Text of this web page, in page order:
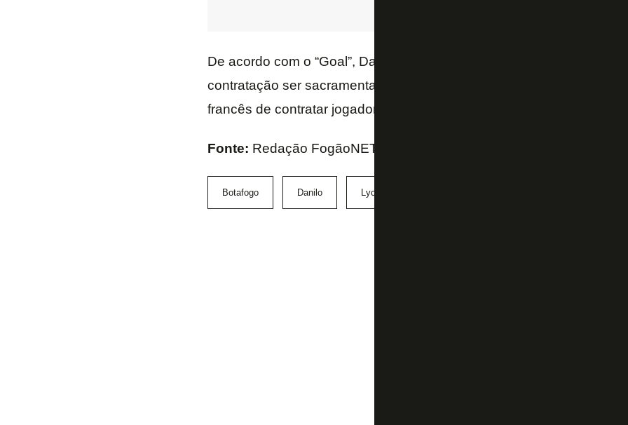
De acordo com o “Goal”, Danilo considera uma ida para o Lyon.
contratação ser sacramentada, há também a questão envolvendo a
francês de contratar jogadores pela DNCG, órgão de controle do
Fonte: Redação FogãoNET e Goal.com
Botafogo Danilo Lyon